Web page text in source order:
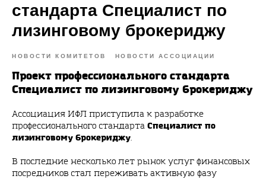
стандарта Специалист по
лизинговому брокериджу
НОВОСТИ КОМИТЕТОВ НОВОСТИ АССОЦИАЦИИ
Проект профессионального стандарта
Специалист по лизинговому брокериджу
Ассоциация ИФЛ приступила к разработке
профессионального стандарта Специалист по
лизинговому брокериджу.
В последние несколько лет рынок услуг финансовых
посредников стал переживать активную фазу